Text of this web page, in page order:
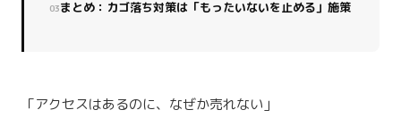
まとめ：カゴ落ち対策は「もったいないを止める」施策
「アクセスはあるのに、なぜか売れない」